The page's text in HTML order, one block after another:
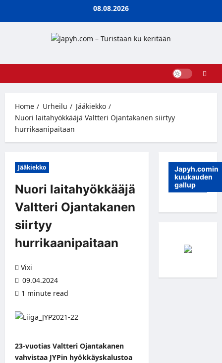
08.08.2026
Home Urheilu
Jääkiekko
Nuori laitahyökkääjä Valtteri Ojantakanen siirtyy
hurrikaanipaitaan
Jääkiekko
Nuori laitahyökkääjä
Valtteri Ojantakanen
siirtyy
hurrikaanipaitaan
Vixi
09.04.2024
1 minute read
23-vuotias Valtteri Ojantakanen
vahvistaa JYPin hyökkäyskalustoa
Japyh.comin
kuukauden
gallup